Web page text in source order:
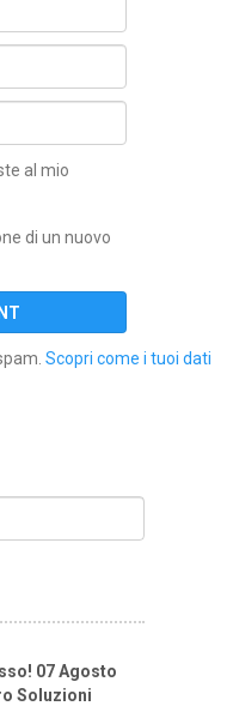
al mio
di un nuovo
Scopri come i tuoi dati
07 Agosto
Soluzioni